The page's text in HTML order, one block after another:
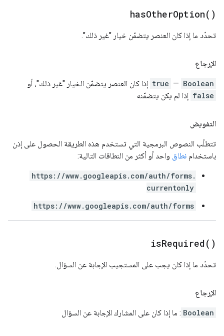
hasOtherOption( )
تحدّد ما إذا كان العنصر يتضمّن خيار "غير ذلك".
الإرجاع
Boolean
—
true إذا كان العنصر يتضمّن الخيار "غير ذلك"، أو
false إذا لم يكن يتضمّنه
التفويض
تتطلّب النصوص البرمجية التي تستخدم هذه الطريقة الحصول على إذن
باستخدام نطاق واحد أو أكثر من النطاقات التالية:
https://www.googleapis.com/auth/forms.
currentonly
https://www.googleapis.com/auth/forms
isRequired( )
تحدّد ما إذا كان يجب على المستجيب الإجابة عن السؤال.
الإرجاع
Boolean : ما إذا كان على المشارك الإجابة عن السؤال